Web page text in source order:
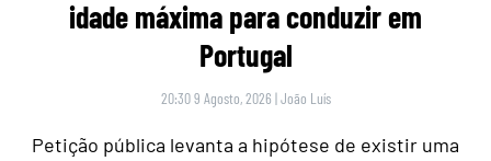
idade máxima para conduzir em
Portugal
20:30 9 Agosto, 2026 |João Luís
Petição pública levanta a hipótese de existir uma